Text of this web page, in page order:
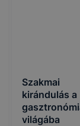
Szakmai
kirándulás a
világába